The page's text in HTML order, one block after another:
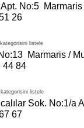
No:5
26
listele
Marmaris /
44 84
listele
Sok. No:1/a
67